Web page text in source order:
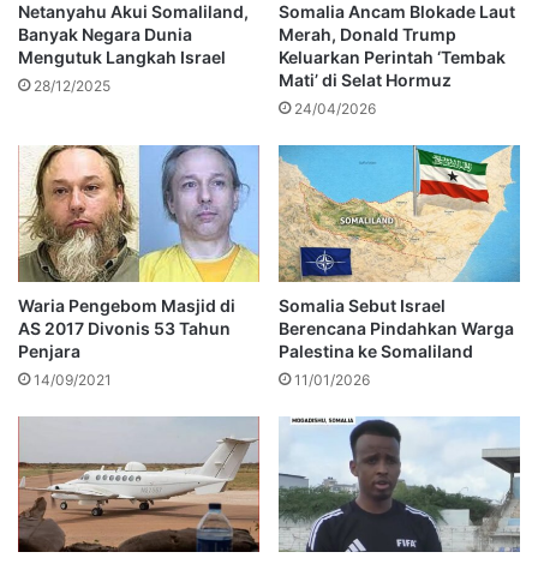
Netanyahu Akui Somaliland,
Banyak Negara Dunia
Mengutuk Langkah Israel
28/12/2025
Somalia Ancam Blokade Laut
Merah, Donald Trump
Keluarkan Perintah ‘Tembak
Mati’ di Selat Hormuz
24/04/2026
Waria Pengebom Masjid di
AS 2017 Divonis 53 Tahun
Penjara
14/09/2021
Somalia Sebut Israel
Berencana Pindahkan Warga
Palestina ke Somaliland
11/01/2026